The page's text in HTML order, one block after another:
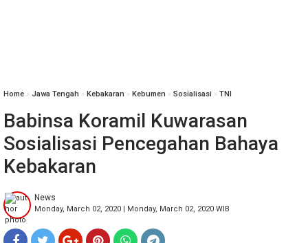
Home » Jawa Tengah » Kebakaran » Kebumen » Sosialisasi » TNI
Babinsa Koramil Kuwarasan
Sosialisasi Pencegahan Bahaya
Kebakaran
News
Monday, March 02, 2020 | Monday, March 02, 2020 WIB